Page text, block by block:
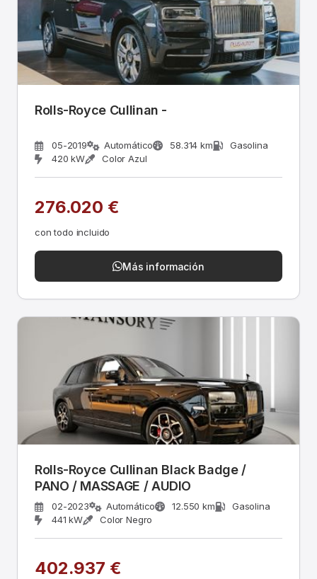
Rolls-Royce Cullinan -
05-2019 Automático 58.314 km
Gasolina
420 kW
Color Azul
276.020 €
con todo incluido
Más información
Rolls-Royce Cullinan Black Badge /
PANO / MASSAGE / AUDIO
02-2023 Automático 12.550 km
Gasolina
441 kW
Color Negro
402.937 €